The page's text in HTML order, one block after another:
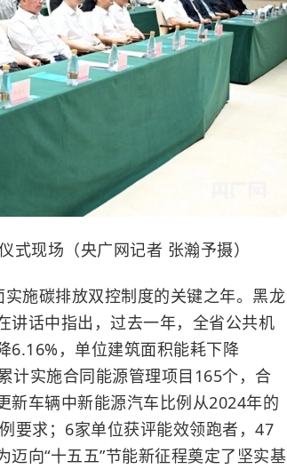
式现场（央广网记者 张瀚予摄）
施碳排放双控制度的关键之年。黑龙
讲话中指出，过去一年，全省公共机
6.16%，单位建筑面积能耗下降
计实施合同能源管理项目165个，合
新车辆中新能源汽车比例从2024年的
要求；6家单位获评能效领跑者，47
向“十五五”节能新征程奠定了坚实基